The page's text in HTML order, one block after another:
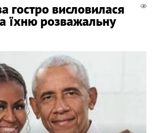
гостро висловилася
їхню розважальну